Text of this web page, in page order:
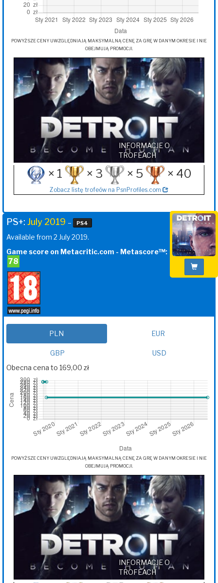
POWYŻSZE CENY UWZGLĘDNIAJĄ MAKSYMALNĄ CENĘ ZA GRĘ W DANYM OKRESIE I NIE
OBEJMUJĄ PROMOCJI.
INFORMACJE O
TROFEACH
× 1 × 3 × 5 × 40
Zobacz listę trofeów na PsnProfiles.com
PS+: July 2019 – PS4
Available from 2 July 2019.
Game score on Metacritic.com - Metascore™:
78
PLN EUR
GBP
USD
Obecna cena to 169,00 zł
POWYŻSZE CENY UWZGLĘDNIAJĄ MAKSYMALNĄ CENĘ ZA GRĘ W DANYM OKRESIE I NIE
OBEJMUJĄ PROMOCJI.
INFORMACJE O
TROFEACH